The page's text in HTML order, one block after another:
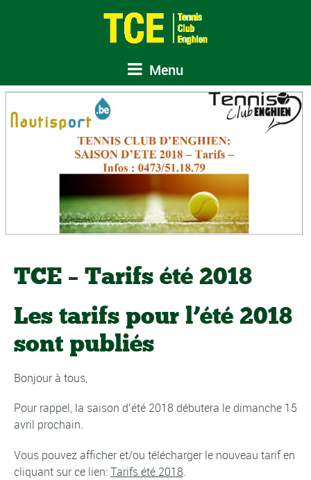
Menu
TCE – Tarifs été 2018
Les tarifs pour l’été 2018
sont publiés
Bonjour à tous,
Pour rappel, la saison d’été 2018 débutera le dimanche 15
avril prochain.
Vous pouvez afficher et/ou télécharger le nouveau tarif en
cliquant sur ce lien:Tarifs été 2018.